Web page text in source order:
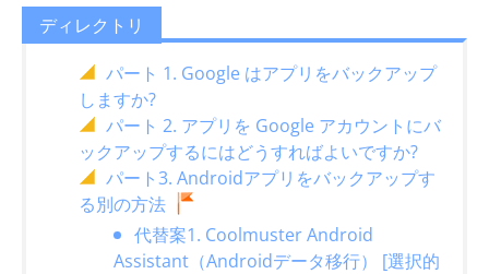
ディレクトリ
パート 1. Google はアプリをバックアップ
しますか?
パート 2. アプリを Google アカウントにバ
ックアップするにはどうすればよいですか?
パート3. Androidアプリをバックアップす
る別の方法
代替案1. Coolmuster Android
Assistant（Androidデータ移行） [選択的